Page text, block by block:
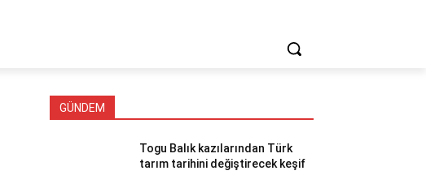
GÜNDEM
Togu Balık kazılarından Türk
tarım tarihini değiştirecek keşif